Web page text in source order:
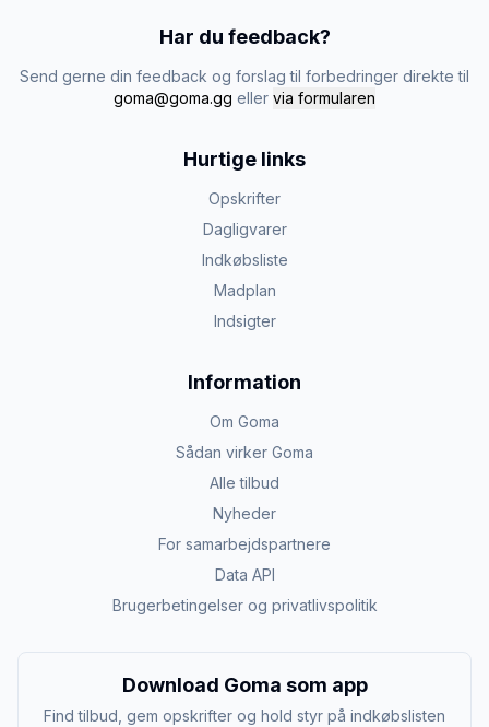
Har du feedback?
Send gerne din feedback og forslag til forbedringer direkte til
goma@goma.gg eller via formularen
Hurtige links
Opskrifter
Dagligvarer
Indkøbsliste
Madplan
Indsigter
Information
Om Goma
Sådan virker Goma
Alle tilbud
Nyheder
For samarbejdspartnere
Data API
Brugerbetingelser og privatlivspolitik
Download Goma som app
Find tilbud, gem opskrifter og hold styr på indkøbslisten